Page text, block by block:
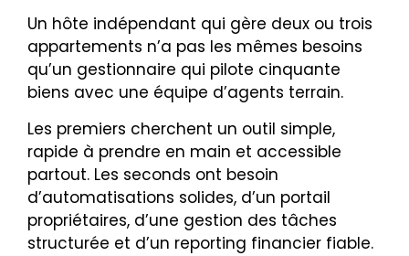
Un hôte indépendant qui gère deux ou trois
appartements n’a pas les mêmes besoins
qu’un gestionnaire qui pilote cinquante
biens avec une équipe d’agents terrain.
Les premiers cherchent un outil simple,
rapide à prendre en main et accessible
partout. Les seconds ont besoin
d’automatisations solides, d’un portail
propriétaires, d’une gestion des tâches
structurée et d’un reporting financier fiable.